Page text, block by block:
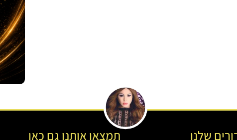
שלנו תמצאו אותנו גם כאן